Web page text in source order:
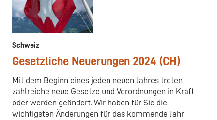
Schweiz
Gesetzliche Neuerungen 2024 (CH)
Mit dem Beginn eines jeden neuen Jahres treten
zahlreiche neue Gesetze und Verordnungen in Kraft
oder werden geändert. Wir haben für Sie die
wichtigsten Änderungen für das kommende Jahr